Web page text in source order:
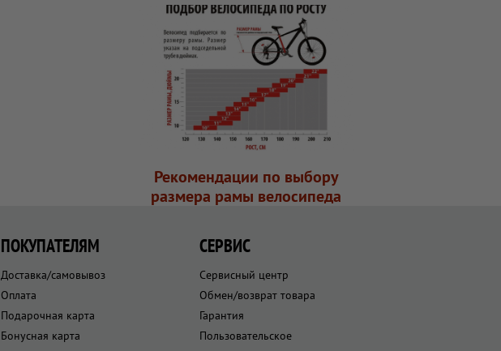
Рекомендации по выбору
размера рамы велосипеда
ПОКУПАТЕЛЯМ
Доставка/самовывоз
Оплата
Подарочная карта
Бонусная карта
СЕРВИС
Сервисный центр
Обмен/возврат товара
Гарантия
Пользовательское